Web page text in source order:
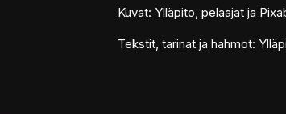
Kuvat: Ylläpito, pelaajat ja
Tekstit, tarinat ja hahmot: